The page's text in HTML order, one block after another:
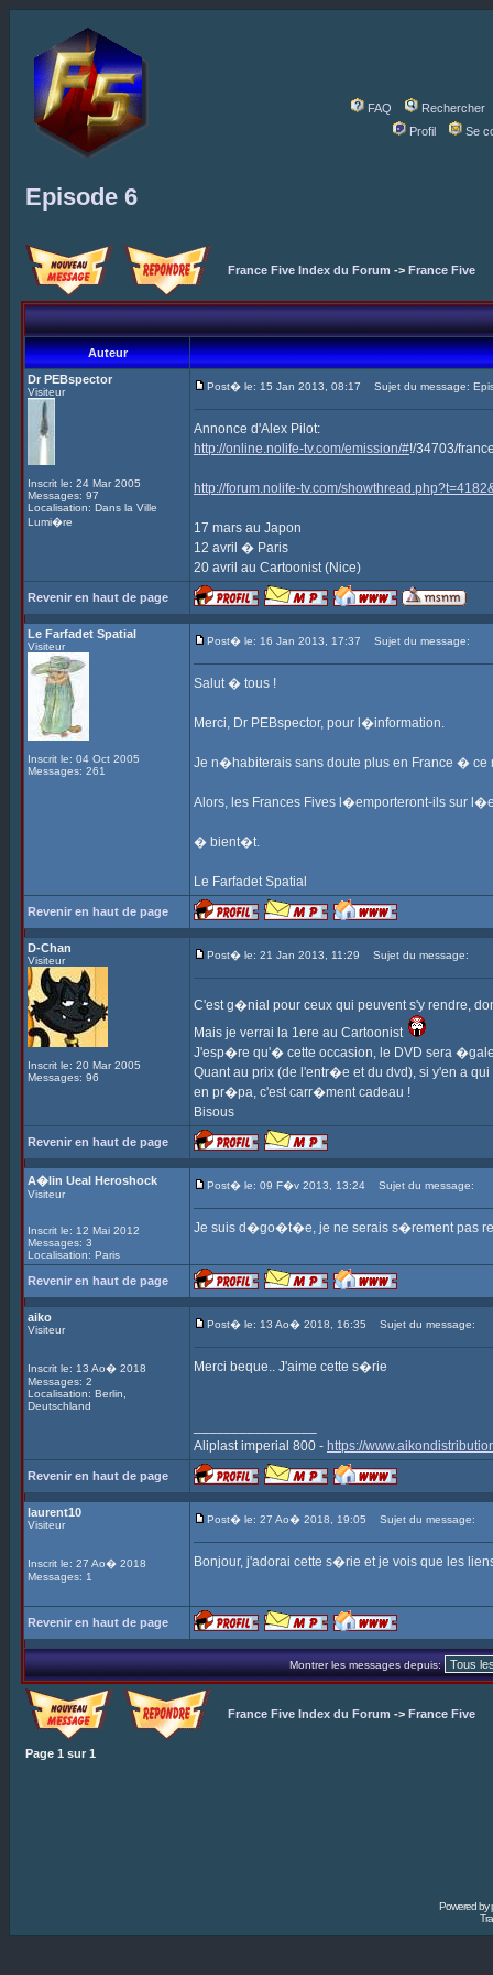
FAQ
Rechercher
Profil
Se
Episode 6
France Five Index du Forum -> France Five
Auteur
Dr PEBspector
Visiteur
Inscrit le: 24 Mar 2005
Messages: 97
Localisation: Dans la Ville
Lumi�re
Post� le: 15 Jan 2013, 08:17 Sujet du message:
Annonce d'Alex Pilot:
http://online.nolife-tv.com/emission/#!/34703/
http://forum.nolife-tv.com/
17 mars au Japon
12 avril � Paris
20 avril au Cartoonist (Nice)
Revenir en haut de page
Le Farfadet Spatial
Visiteur
Inscrit le: 04 Oct 2005
Messages: 261
Post� le: 16 Jan 2013, 17:37 Sujet du message:
Salut � tous !
Merci, Dr PEBspector, pour l�information.
Je n�habiterais sans doute plus en France �
Alors, les Frances Fives l�emporteront-ils sur
� bient�t.
Le Farfadet Spatial
Revenir en haut de page
D-Chan
Visiteur
Inscrit le: 20 Mar 2005
Messages: 96
Post� le: 21 Jan 2013, 11:29 Sujet du message:
C'est g�nial pour ceux qui peuvent s'y rendre,
Mais je verrai la 1ere au Cartoonist
J'esp�re qu'� cette occasion, le DVD sera
Quant au prix (de l'entr�e et du dvd), si y'en a
en pr�pa, c'est carr�ment cadeau !
Bisous
Revenir en haut de page
A�lin Ueal Heroshock
Visiteur
Inscrit le: 12 Mai 2012
Messages: 3
Localisation: Paris
Post� le: 09 F�v 2013, 13:24 Sujet du message:
Je suis d�go�t�e, je ne serais s�rement pas
Revenir en haut de page
aiko
Visiteur
Inscrit le: 13 Ao� 2018
Messages: 2
Localisation: Berlin,
Deutschland
Post� le: 13 Ao� 2018, 16:35 Sujet du message:
Merci beque.. J'aime cette s�rie
Aliplast imperial 800 - https://
Revenir en haut de page
laurent10
Visiteur
Inscrit le: 27 Ao� 2018
Messages: 1
Post� le: 27 Ao� 2018, 19:05 Sujet du message:
Bonjour, j'adorai cette s�rie et je vois que les
Revenir en haut de page
Montrer les messages depuis:
France Five Index du Forum -> France Five
Page 1 sur 1
Powered by